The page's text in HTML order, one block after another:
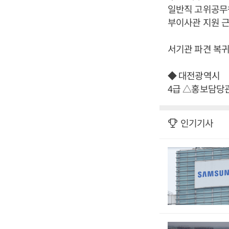
일반직 고위공
부이사관 지원
서기관 파견 복
◆ 대전광역시
4급 △홍보담당
인기기사